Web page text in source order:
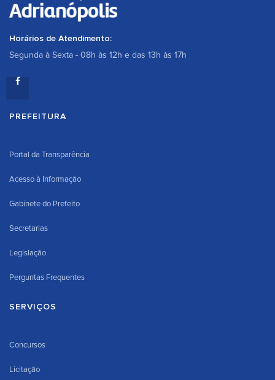
Horários de Atendimento:
Segunda à Sexta - 08h às 12h e das 13h às 17h
PREFEITURA
Portal da Transparência
Acesso à Informação
Gabinete do Prefeito
Secretarias
Legislação
Perguntas Frequentes
SERVIÇOS
Concursos
Licitação